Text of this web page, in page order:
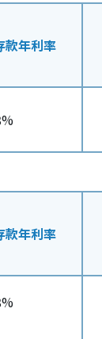
款年利率
款年利率